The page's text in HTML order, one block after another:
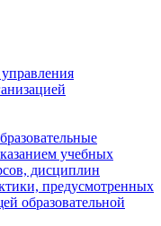
учебных
дисциплин
предусмотренных
образовательной